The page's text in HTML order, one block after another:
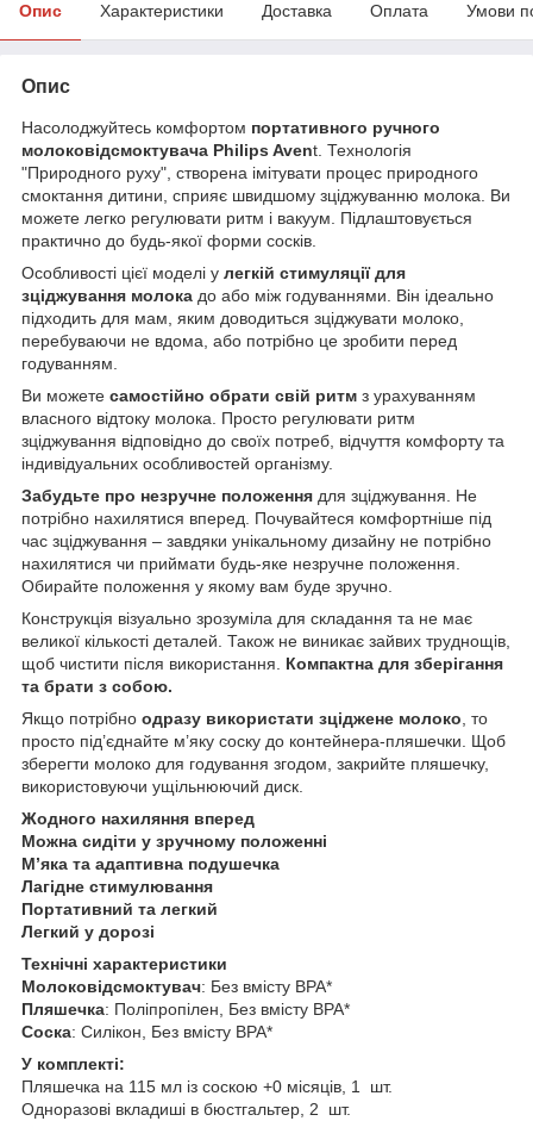
Опис Характеристики Доставка Оплата Умови
Опис
Насолоджуйтесь комфортом портативного ручного
молоковідсмоктувача Philips Avent. Технологія
"Природного руху", створена імітувати процес природного
смоктання дитини, сприяє швидшому зціджуванню молока. Ви
можете легко регулювати ритм і вакуум. Підлаштовується
практично до будь-якої форми сосків.
Особливості цієї моделі у легкій стимуляції для
зціджування молока до або між годуваннями. Він ідеально
підходить для мам, яким доводиться зціджувати молоко,
перебуваючи не вдома, або потрібно це зробити перед
годуванням.
Ви можете самостійно обрати свій ритм з урахуванням
власного відтоку молока. Просто регулювати ритм
зціджування відповідно до своїх потреб, відчуття комфорту та
індивідуальних особливостей організму.
Забудьте про незручне положення для зціджування. Не
потрібно нахилятися вперед. Почувайтеся комфортніше під
час зціджування – завдяки унікальному дизайну не потрібно
нахилятися чи приймати будь-яке незручне положення.
Обирайте положення у якому вам буде зручно.
Конструкція візуально зрозуміла для складання та не має
великої кількості деталей. Також не виникає зайвих труднощів,
щоб чистити після використання. Компактна для зберігання
та брати з собою.
Якщо потрібно одразу використати зціджене молоко, то
просто під’єднайте м’яку соску до контейнера-пляшечки. Щоб
зберегти молоко для годування згодом, закрийте пляшечку,
використовуючи ущільнюючий диск.
Жодного нахиляння вперед
Можна сидіти у зручному положенні
М’яка та адаптивна подушечка
Лагідне стимулювання
Портативний та легкий
Легкий у дорозі
Технічні характеристики
Молоковідсмоктувач: Без вмісту BPA*
Пляшечка: Поліпропілен, Без вмісту BPA*
Соска: Силікон, Без вмісту BPA*
У комплекті:
Пляшечка на 115 мл із соскою +0 місяців, 1 шт.
Одноразові вкладиші в бюстгальтер, 2 шт.